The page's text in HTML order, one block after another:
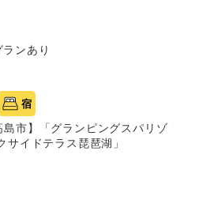
ンあり
宿
島市】「グランピングスパリゾ
サイドテラス琵琶湖」